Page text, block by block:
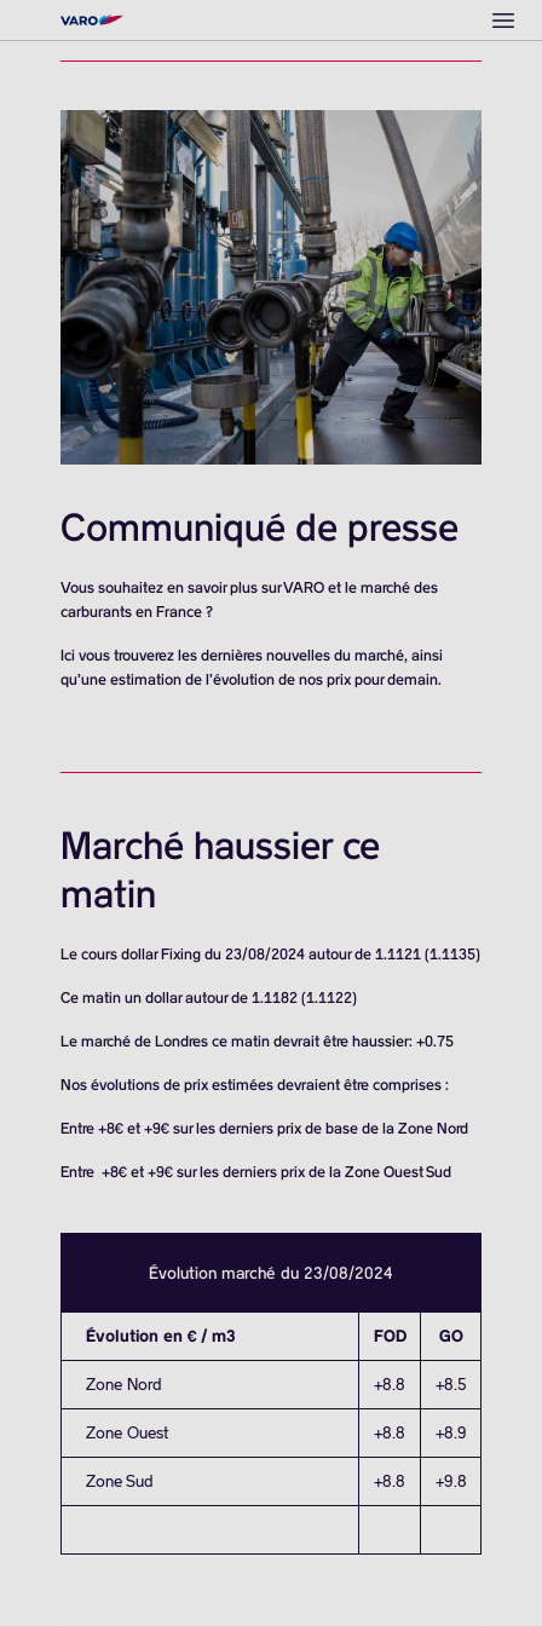
Communiqué de presse
Vous souhaitez en savoir plus sur VARO et le marché des
carburants en France ?
Ici vous trouverez les dernières nouvelles du marché, ainsi
qu’une estimation de l’évolution de nos prix pour demain.
Marché haussier ce
matin
Le cours dollar Fixing du 23/08/2024 autour de 1.1121 (1.1135)
Ce matin un dollar autour de 1.1182 (1.1122)
Le marché de Londres ce matin devrait être haussier: +0.75
Nos évolutions de prix estimées devraient être comprises :
Entre +8€ et +9€ sur les derniers prix de base de la Zone Nord
Entre +8€ et +9€ sur les derniers prix de la Zone Ouest Sud
Évolution marché du 23/08/2024
Évolution en € / m3 FOD GO
Zone Nord +8.8 +8.5
Zone Ouest +8.8 +8.9
Zone Sud +8.8 +9.8